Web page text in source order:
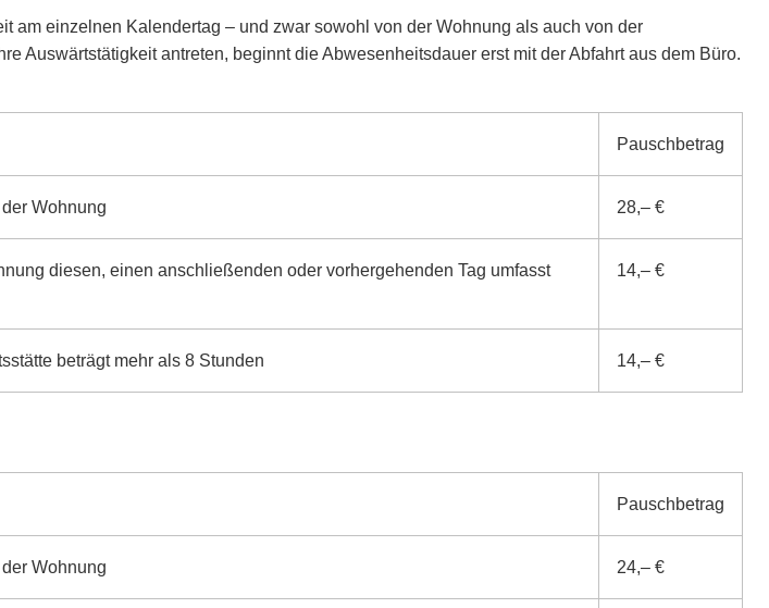
am einzelnen Kalendertag – und zwar sowohl von der Wohnung als auch von der
Auswärtstätigkeit antreten, beginnt die Abwesenheitsdauer erst mit der Abfahrt aus dem Büro.
Pauschbetrag
Wohnung 28,– €
diesen, einen anschließenden oder vorhergehenden Tag umfasst
14,– €
beträgt mehr als 8 Stunden 14,– €
Pauschbetrag
Wohnung 24,– €